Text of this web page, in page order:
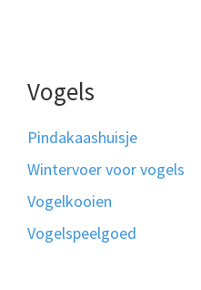
Vogels
Pindakaashuisje
Wintervoer voor vogels
Vogelkooien
Vogelspeelgoed